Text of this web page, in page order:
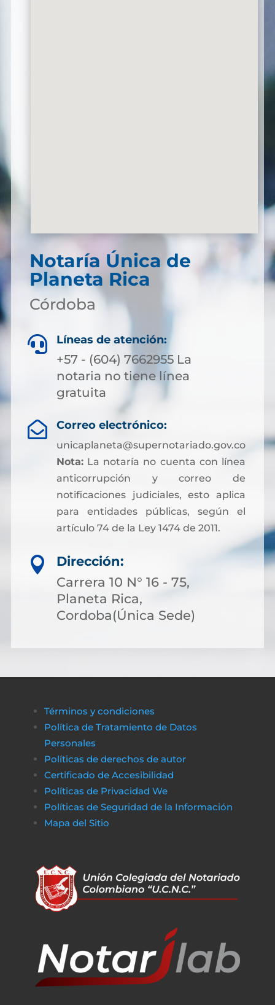
Notaría Única de
Planeta Rica
Córdoba
 Líneas de atención:
+57 - (604) 7662955 La
notaria no tiene línea
gratuita
 Correo electrónico:
unicaplaneta@supernotariado.gov.co
Nota:La notaría no cuenta con línea
anticorrupción y correo de
notificaciones judiciales, esto aplica
para entidades públicas, según el
artículo 74 de la Ley 1474 de 2011.

Dirección:
Carrera 10 N° 16 - 75,
Planeta Rica,
Cordoba(Única Sede)
Términos y condiciones
Política de Tratamiento de Datos
Personales
Políticas de derechos de autor
Certificado de Accesibilidad
Políticas de Privacidad We
Políticas de Seguridad de la Información
Mapa del Sitio